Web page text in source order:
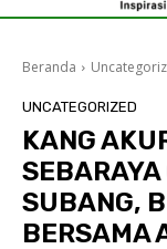
Beranda
UNCATEGORIZED
KANG
SEBARAYA
SUBANG,
BERSAMA